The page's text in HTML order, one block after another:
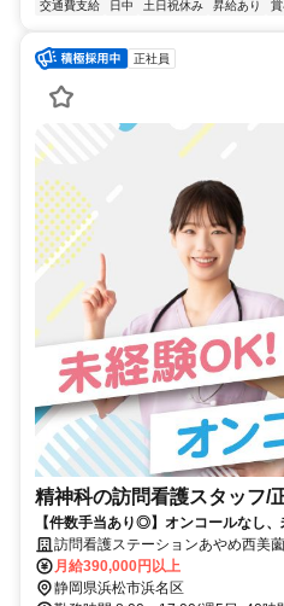
交通費支給
日中 土日祝休み 昇給あり
正社員
精神科の訪問看護スタッフ/
【件数手当あり◎】オンコールなし
ステーション。正看護師募集
訪問看護ステーションあやめ西美薗
月給390,000円以上
静岡県浜松市浜名区